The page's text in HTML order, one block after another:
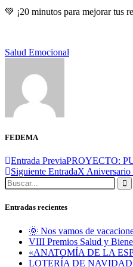
💚 ¡20 minutos para mejorar tus
Salud Emocional
FEDEMA
Entrada PreviaPROYECTO:
Siguiente EntradaX Aniversario
Entradas recientes
🌞 Nos vamos de
VIII Premios Salud y
«ANATOMÍA DE LA
LOTERÍA DE